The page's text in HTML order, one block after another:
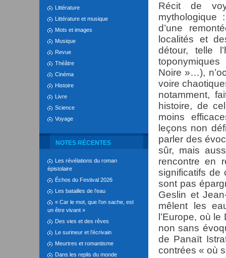
Littérature
Littérature et musique
Mots et images
Musique
Revue
Théâtre
Cinéma
Histoire
Livre
Science
Voyage
NOTES RÉCENTES
Les révélations du roman
épistolaire
Échos du Festival 2026
Les batailles de l’eau
« Car le mot, que l’on sache, est
un être vivant »
Des vies et des rêves
Le surineur et l’écrivain
Meurtres et romantisme
Dans les replis du monde
Récit de
mythologique
d’une
localités et
détour, telle
Noire »…),
voire
notamment,
histoire, de
moins
leçons non
parler des
sûr, mais
rencontre en
significatifs de
sont pas
Geslin et
mêlent les
l’Europe, où
non sans
de Panaït
contrées « où